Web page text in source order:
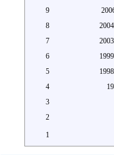
9
8
7
6
5
4
3
2
1